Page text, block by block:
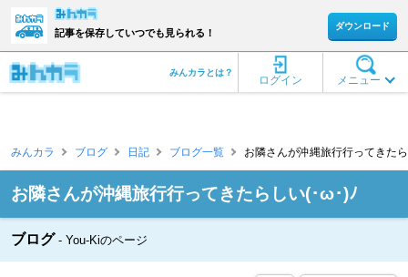
記事を保存していつでも見られる！
ダウンロード
メニュー
ログイン
みんカラとは？
みんカラ ブログ 日記 ブログ一覧 お隣さんが沖縄旅行行ってきた
お隣さんが沖縄旅行行ってきたらしい(･ω･)ﾉ
ブログ You-Kiのページ